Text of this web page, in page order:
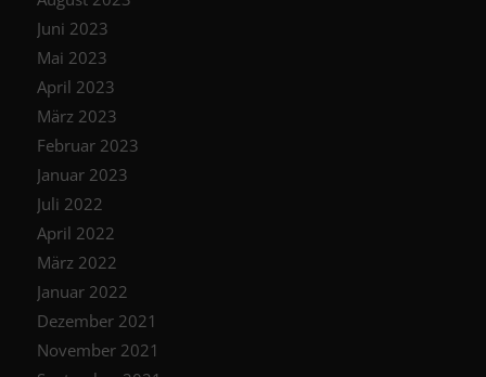
Juni 2023
Mai 2023
April 2023
März 2023
Februar 2023
Januar 2023
Juli 2022
April 2022
März 2022
Januar 2022
Dezember 2021
November 2021